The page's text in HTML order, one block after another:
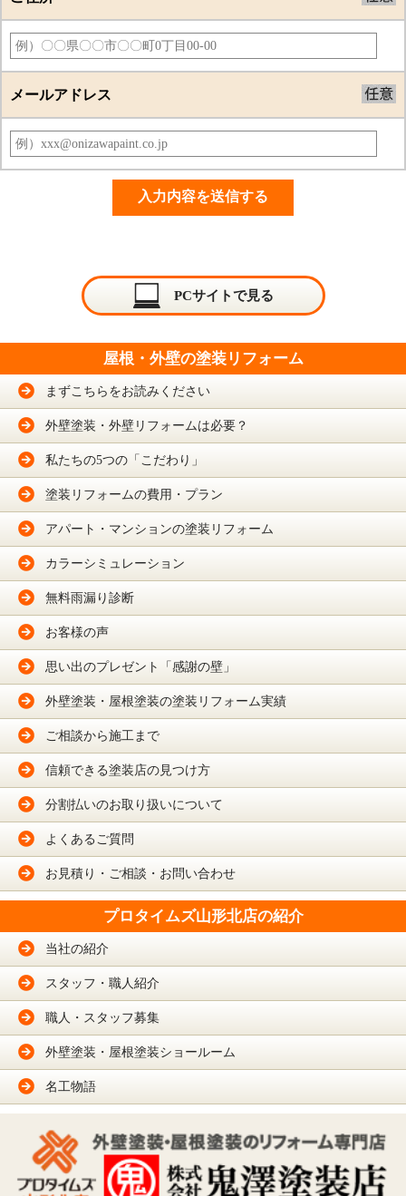
メールアドレス
PCサイトで見る
屋根・外壁の塗装リフォーム
まずこちらをお読みください
外壁塗装・外壁リフォームは必要？
私たちの5つの「こだわり」
塗装リフォームの費用・プラン
アパート・マンションの塗装リフォーム
カラーシミュレーション
無料雨漏り診断
お客様の声
思い出のプレゼント「感謝の壁」
外壁塗装・屋根塗装の塗装リフォーム実績
ご相談から施工まで
信頼できる塗装店の見つけ方
分割払いのお取り扱いについて
よくあるご質問
お見積り・ご相談・お問い合わせ
プロタイムズ山形北店の紹介
当社の紹介
スタッフ・職人紹介
職人・スタッフ募集
外壁塗装・屋根塗装ショールーム
名工物語